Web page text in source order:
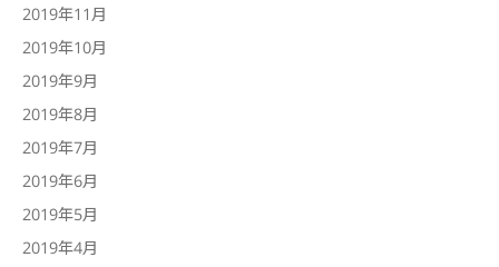
2019年11月
2019年10月
2019年9月
2019年8月
2019年7月
2019年6月
2019年5月
2019年4月